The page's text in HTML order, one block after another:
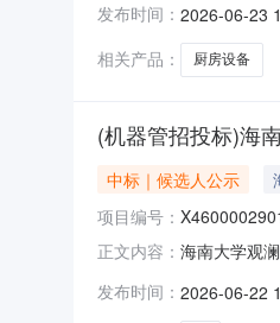
出资比例为
发布时间： 2026-06-23
相关产品：
厨房设备
(机器管招投标)海
中标｜候选人公示
项目编号：
正文内容： 海南大学观
本海南大学
发布时间： 2026-06-22